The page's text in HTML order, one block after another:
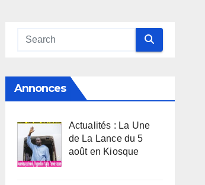
Annonces
Actualités : La Une
de La Lance du 5
août en Kiosque